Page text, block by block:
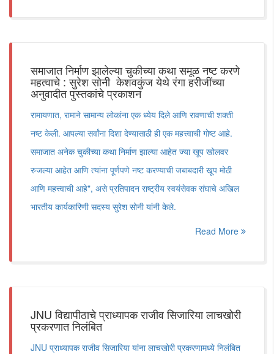
समाजात निर्माण झालेल्या चुकीच्या कथा समूळ नष्ट करणे
महत्वाचे : सुरेश सोनी केशवकुंज येथे रंगा हरीजींच्या
अनुवादीत पुस्तकांचे प्रकाशन
रामायणात, रामाने सामान्य लोकांना एक ध्येय दिले आणि रावणाची शक्ती
नष्ट केली. आपल्या सर्वांना दिशा देण्यासाठी ही एक महत्त्वाची गोष्ट आहे.
समाजात अनेक चुकीच्या कथा निर्माण झाल्या आहेत ज्या खूप खोलवर
रुजल्या आहेत आणि त्यांना पूर्णपणे नष्ट करण्याची जबाबदारी खूप मोठी
आणि महत्त्वाची आहे", असे प्रतिपादन राष्ट्रीय स्वयंसेवक संघाचे अखिल
भारतीय कार्यकारिणी सदस्य सुरेश सोनी यांनी केले.
Read More
JNU विद्यापीठाचे प्राध्यापक राजीव सिजारिया लाचखोरी
प्रकरणात निलंबित
JNU प्राध्यापक राजीव सिजारिया यांना लाचखोरी प्रकरणामध्ये निलंबित